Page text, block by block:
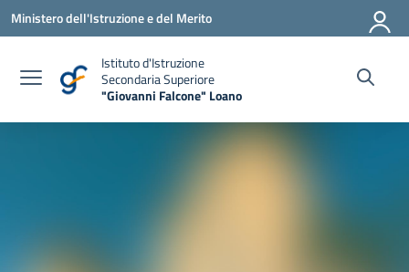
Vai ai contenuti
Vai al menu di navigazione
Vai al footer
Ministero dell'Istruzione e del Merito
Istituto d'Istruzione
Secondaria Superiore
"Giovanni Falcone" Loano